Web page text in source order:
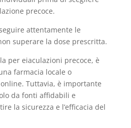
precoce.
attentamente le
superare la dose prescritta.
per eiaculazioni precoce, è
farmacia locale o
Tuttavia, è importante
da fonti affidabili e
la sicurezza e l’efficacia del